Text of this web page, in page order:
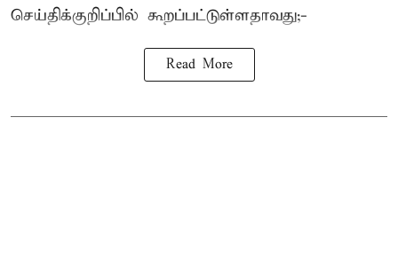
செய்திக்குறிப்பில் கூறப்பட்டுள்ளதாவது;-
Read More